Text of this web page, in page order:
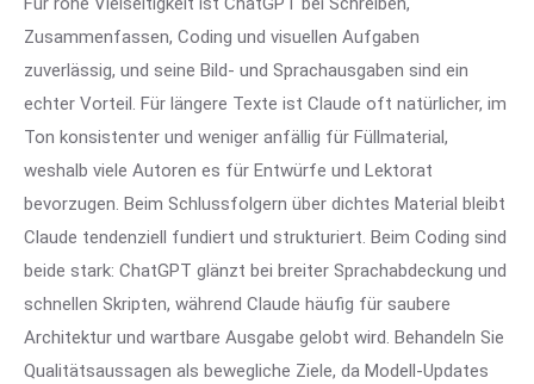
Zusammenfassen, Coding und visuellen Aufgaben
zuverlässig, und seine Bild- und Sprachausgaben sind ein
echter Vorteil. Für längere Texte ist Claude oft natürlicher, im
Ton konsistenter und weniger anfällig für Füllmaterial,
weshalb viele Autoren es für Entwürfe und Lektorat
bevorzugen. Beim Schlussfolgern über dichtes Material bleibt
Claude tendenziell fundiert und strukturiert. Beim Coding sind
beide stark: ChatGPT glänzt bei breiter Sprachabdeckung und
schnellen Skripten, während Claude häufig für saubere
Architektur und wartbare Ausgabe gelobt wird. Behandeln Sie
Qualitätsaussagen als bewegliche Ziele, da Modell-Updates